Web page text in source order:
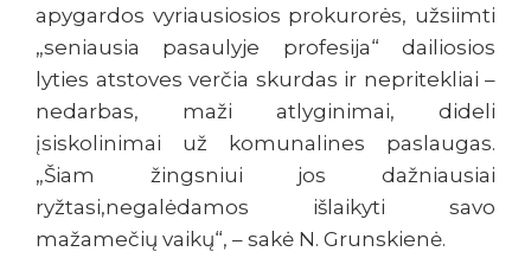
apygardos vyriausiosios prokurorės, užsiimti
„seniausia pasaulyje profesija“ dailiosios
lyties atstoves verčia skurdas ir nepritekliai –
nedarbas, maži atlyginimai, dideli
įsiskolinimai už komunalines paslaugas.
„Šiam žingsniui jos dažniausiai
ryžtasi,negalėdamos išlaikyti savo
mažamečių vaikų“, – sakė N. Grunskienė.